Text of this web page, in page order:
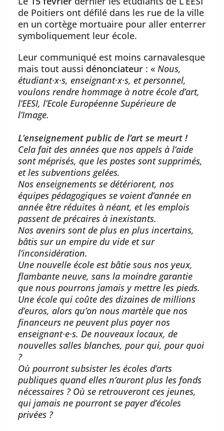
de Poitiers ont défilé dans les rue de la ville
en un cortège mortuaire pour aller enterrer
symboliquement leur école.
Leur communiqué est moins carnavalesque
mais tout aussi dénonciateur : « Nous,
étudiant·x·s, enseignant·x·s, et personnel,
voulons rendre hommage à notre école d’art,
l’EESI, l’Ecole Européenne Supérieure de
l’Image.
L’enseignement public de l’art se meurt !
Cela fait des années que nos appels à l’aide
sont méprisés, que les postes sont supprimés,
et les subventions gelées.
Nos enseignements se détériorent, nos
équipes pédagogiques se voient d’année en
année être réduites à néant, et les emplois
passent de précaires à inexistants.
Nos avenirs sont de plus en plus incertains,
bâtis sur un empire du vide et sur
l’inconsidération.
Une nouvelle école est bâtie sous nos yeux,
flambante neuve, sans la moindre garantie
que nous pourrons jamais y mettre les pieds.
Une école qui coûte des dizaines de millions
d’euros, alors qu’on nous martèle que nos
financeurs ne peuvent plus payer nos
enseignant·e·s. De nouveaux locaux, de
nouvelles salles blanches, pour qui, pour quoi
?
Où pourront subsister les écoles d’arts
publiques quand elles n’auront plus les fonds
nécessaires ? Où se retrouveront ces jeunes,
qui jamais ne pourront se payer d’écoles
privées ?